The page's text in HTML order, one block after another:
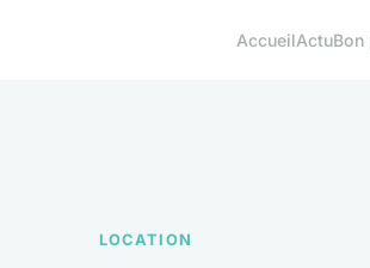
AccueilActuBon
LOCATION